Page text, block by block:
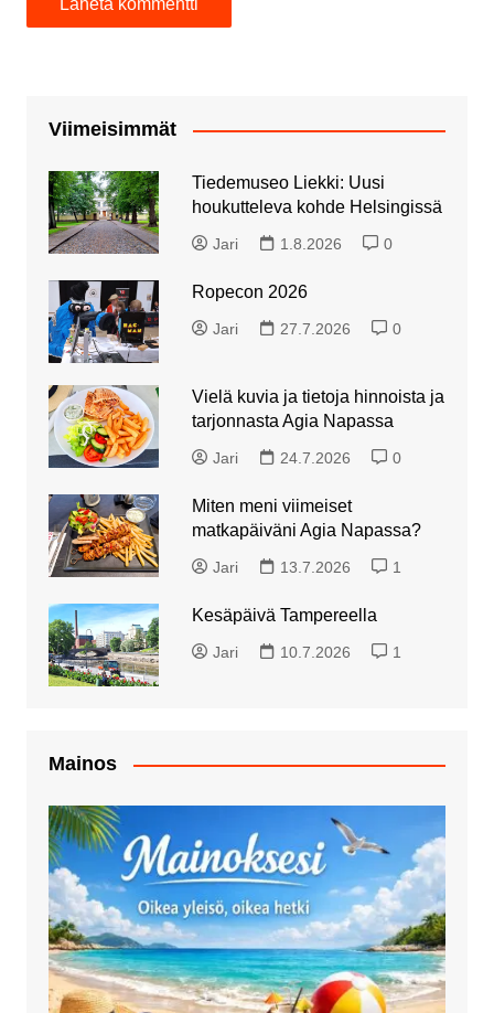
Viimeisimmät
Tiedemuseo Liekki: Uusi
houkutteleva kohde Helsingissä
Jari 1.8.2026 0
Ropecon 2026
Jari 27.7.2026 0
Vielä kuvia ja tietoja hinnoista ja
tarjonnasta Agia Napassa
Jari 24.7.2026 0
Miten meni viimeiset
matkapäiväni Agia Napassa?
Jari 13.7.2026 1
Kesäpäivä Tampereella
Jari 10.7.2026 1
Mainos